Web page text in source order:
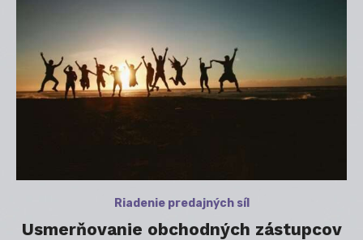
Riadenie predajných síl
Usmerňovanie obchodných zástupcov